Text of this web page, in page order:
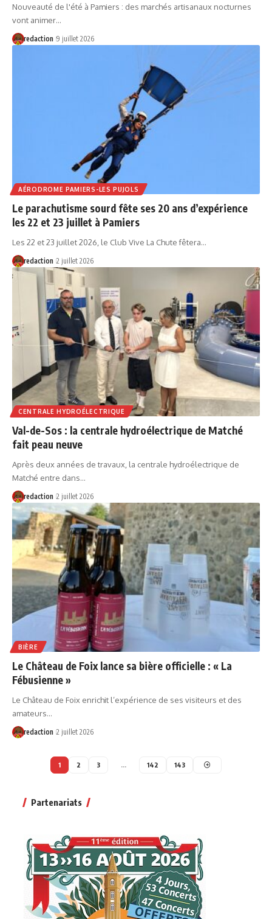
Nouveauté de l'été à Pamiers : des marchés artisanaux nocturnes
vont animer…
redaction 9 juillet 2026
AÉRODROME PAMIERS-LES PUJOLS
Le parachutisme sourd fête ses 20 ans d’expérience
les 22 et 23 juillet à Pamiers
Les 22 et 23 juillet 2026, le Club Vive La Chute fêtera…
redaction 2 juillet 2026
CENTRALE HYDROÉLECTRIQUE
Val-de-Sos : la centrale hydroélectrique de Matché
fait peau neuve
Après deux années de travaux, la centrale hydroélectrique de
Matché entre dans…
redaction 2 juillet 2026
BIÈRE
Le Château de Foix lance sa bière officielle : « La
Fébusienne »
Le Château de Foix enrichit l’expérience de ses visiteurs et des
amateurs…
redaction 2 juillet 2026
1 2 3 … 142 143
Partenariats